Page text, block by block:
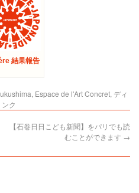
結果報告
, Espace de l'Art Concret, ディ
ク
【石巻日日こども新聞】をパリでも読
むことができます →